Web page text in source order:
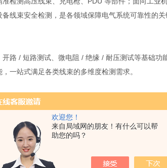
欢迎您！
来自局域网的朋友！有什么可以帮
助您的吗？
线束安全检测，是各领域保障电气系统可靠性的关
路 / 短路测试、微电阻 / 绝缘 / 耐压测试等基础
一站式满足各类线束的多维度检测需求。
期可根据产能升级灵活扩展通道数量，从 16 通
适配不同企业的生产规模变化。
电三重电子防护，搭配机身安全光栅的物理防护，
范可控，从设备到操作全维度保障安全。